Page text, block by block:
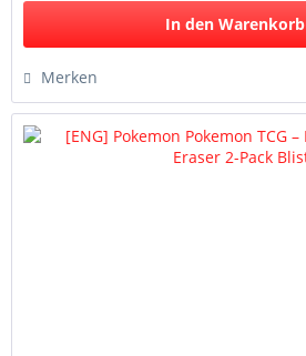
In den Warenkorb
Merken